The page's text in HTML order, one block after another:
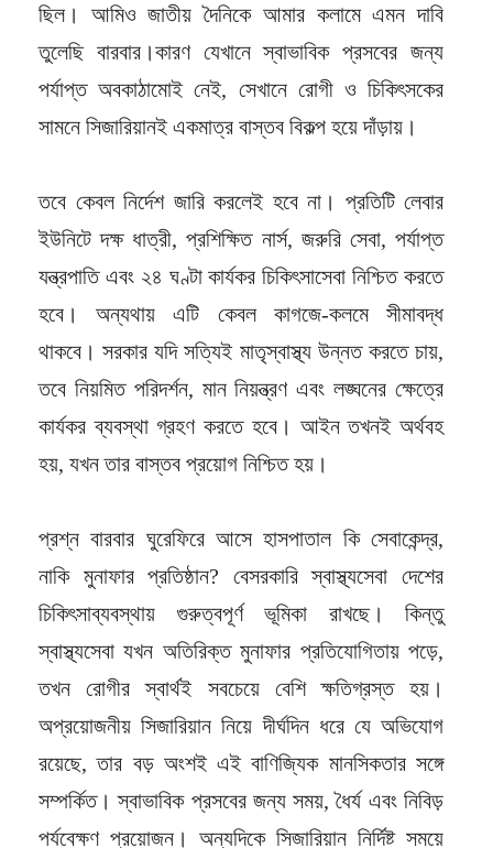
ছিল। আমিও জাতীয় দৈনিকে আমার কলামে এমন দাবি
তুলেছি বারবার।কারণ যেখানে স্বাভাবিক প্রসবের জন্য
পর্যাপ্ত অবকাঠামোই নেই, সেখানে রোগী ও চিকিৎসকের
সামনে সিজারিয়ানই একমাত্র বাস্তব বিকল্প হয়ে দাঁড়ায়।
তবে কেবল নির্দেশ জারি করলেই হবে না। প্রতিটি লেবার
ইউনিটে দক্ষ ধাত্রী, প্রশিক্ষিত নার্স, জরুরি সেবা, পর্যাপ্ত
যন্ত্রপাতি এবং ২৪ ঘণ্টা কার্যকর চিকিৎসাসেবা নিশ্চিত করতে
হবে। অন্যথায় এটি কেবল কাগজে-কলমে সীমাবদ্ধ
থাকবে। সরকার যদি সত্যিই মাতৃস্বাস্থ্য উন্নত করতে চায়,
তবে নিয়মিত পরিদর্শন, মান নিয়ন্ত্রণ এবং লঙ্ঘনের ক্ষেত্রে
কার্যকর ব্যবস্থা গ্রহণ করতে হবে। আইন তখনই অর্থবহ
হয়, যখন তার বাস্তব প্রয়োগ নিশ্চিত হয়।
প্রশ্ন বারবার ঘুরেফিরে আসে হাসপাতাল কি সেবাকেন্দ্র,
নাকি মুনাফার প্রতিষ্ঠান? বেসরকারি স্বাস্থ্যসেবা দেশের
চিকিৎসাব্যবস্থায় গুরুত্বপূর্ণ ভূমিকা রাখছে। কিন্তু
স্বাস্থ্যসেবা যখন অতিরিক্ত মুনাফার প্রতিযোগিতায় পড়ে,
তখন রোগীর স্বার্থই সবচেয়ে বেশি ক্ষতিগ্রস্ত হয়।
অপ্রয়োজনীয় সিজারিয়ান নিয়ে দীর্ঘদিন ধরে যে অভিযোগ
রয়েছে, তার বড় অংশই এই বাণিজ্যিক মানসিকতার সঙ্গে
সম্পর্কিত। স্বাভাবিক প্রসবের জন্য সময়, ধৈর্য এবং নিবিড়
পর্যবেক্ষণ প্রয়োজন। অন্যদিকে সিজারিয়ান নির্দিষ্ট সময়ে